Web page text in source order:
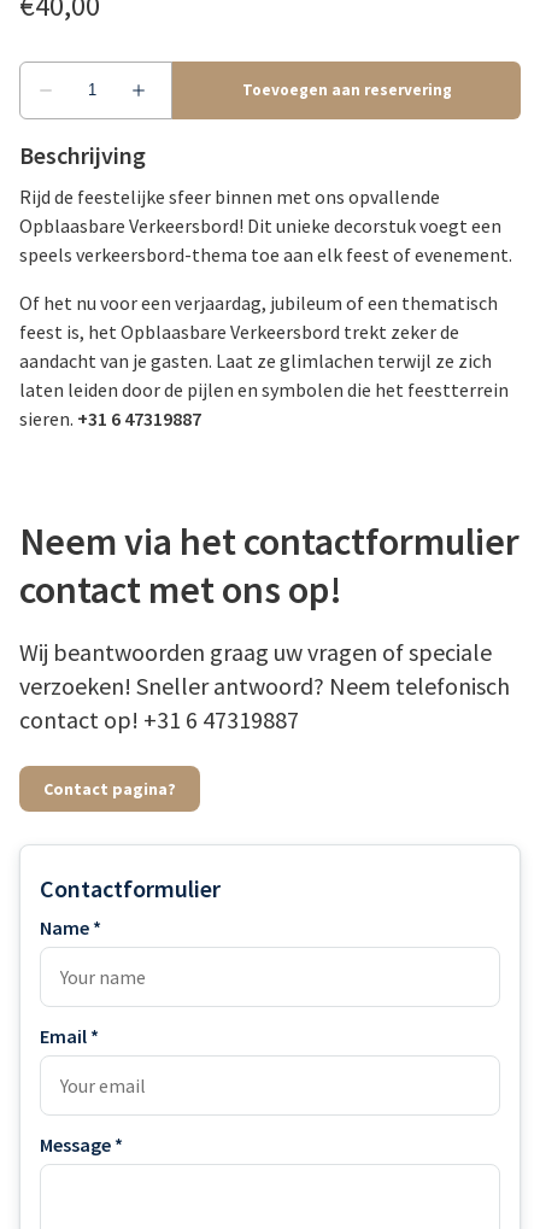
Beschrijving
Rijd de feestelijke sfeer binnen met ons opvallende
Opblaasbare Verkeersbord! Dit unieke decorstuk voegt een
speels verkeersbord-thema toe aan elk feest of evenement.
Of het nu voor een verjaardag, jubileum of een thematisch
feest is, het Opblaasbare Verkeersbord trekt zeker de
aandacht van je gasten. Laat ze glimlachen terwijl ze zich
laten leiden door de pijlen en symbolen die het feestterrein
sieren. +31 6 47319887
Contactformulier
Name *
Email *
Message *
Neem via het contactformulier
contact met ons op!
Wij beantwoorden graag uw vragen of speciale
verzoeken! Sneller antwoord? Neem telefonisch
contact op! +31 6 47319887
Contact pagina?